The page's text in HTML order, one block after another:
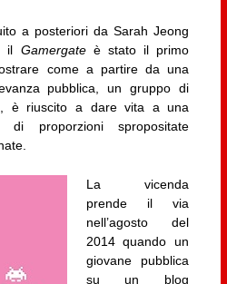
a posteriori da Sarah Jeong
, il Gamergateè stato il primo
come a partire da una
pubblica, un gruppo di
è riuscito a dare vita a una
di proporzioni spropositate
La vicenda
prende il via
nell’agosto del
2014 quando un
giovane pubblica
su un blog